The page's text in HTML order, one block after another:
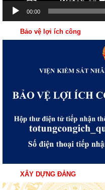
00:00
Bảo vệ lợi ích công
XÂY DỰNG ĐẢNG